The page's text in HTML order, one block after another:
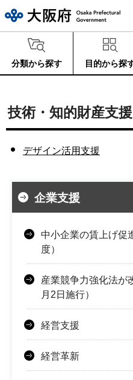
分類から探す 目的から探
技術・知的財産支援
デザイン活用支援
企業支援
中小企業の賃上げ促
度）
産業競争力強化法が
月2日施行）
経営支援
経営革新